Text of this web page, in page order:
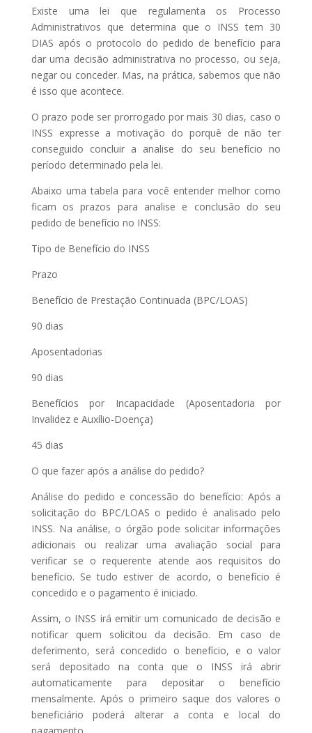
Existe uma lei que regulamenta os Processo
Administrativos que determina que o INSS tem 30
DIAS após o protocolo do pedido de benefício para
dar uma decisão administrativa no processo, ou seja,
negar ou conceder. Mas, na prática, sabemos que não
é isso que acontece.
O prazo pode ser prorrogado por mais 30 dias, caso o
INSS expresse a motivação do porquê de não ter
conseguido concluir a analise do seu benefício no
período determinado pela lei.
Abaixo uma tabela para você entender melhor como
ficam os prazos para analise e conclusão do seu
pedido de benefício no INSS:
Tipo de Benefício do INSS
Prazo
Benefício de Prestação Continuada (BPC/LOAS)
90 dias
Aposentadorias
90 dias
Benefícios por Incapacidade (Aposentadoria por
Invalidez e Auxílio-Doença)
45 dias
O que fazer após a análise do pedido?
Análise do pedido e concessão do benefício: Após a
solicitação do BPC/LOAS o pedido é analisado pelo
INSS. Na análise, o órgão pode solicitar informações
adicionais ou realizar uma avaliação social para
verificar se o requerente atende aos requisitos do
benefício. Se tudo estiver de acordo, o benefício é
concedido e o pagamento é iniciado.
Assim, o INSS irá emitir um comunicado de decisão e
notificar quem solicitou da decisão. Em caso de
deferimento, será concedido o benefício, e o valor
será depositado na conta que o INSS irá abrir
automaticamente para depositar o benefício
mensalmente. Após o primeiro saque dos valores o
beneficiário poderá alterar a conta e local do